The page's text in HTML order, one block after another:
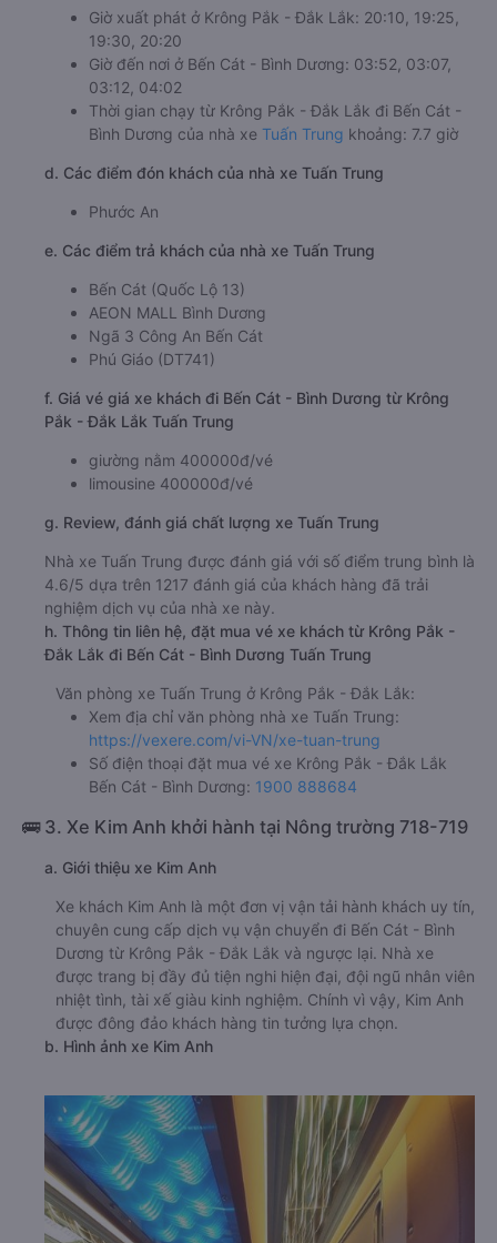
Giờ xuất phát ở Krông Pắk - Đắk Lắk: 20:10, 19:25,
19:30, 20:20
Giờ đến nơi ở Bến Cát - Bình Dương: 03:52, 03:07,
03:12, 04:02
Thời gian chạy từ Krông Pắk - Đắk Lắk đi Bến Cát -
Bình Dương của nhà xe Tuấn Trung khoảng: 7.7 giờ
d. Các điểm đón khách của nhà xe Tuấn Trung
Phước An
e. Các điểm trả khách của nhà xe Tuấn Trung
Bến Cát (Quốc Lộ 13)
AEON MALL Bình Dương
Ngã 3 Công An Bến Cát
Phú Giáo (DT741)
f. Giá vé giá xe khách đi Bến Cát - Bình Dương từ Krông
Pắk - Đắk Lắk Tuấn Trung
giường nằm 400000đ/vé
limousine 400000đ/vé
g. Review, đánh giá chất lượng xe Tuấn Trung
Nhà xe Tuấn Trung được đánh giá với số điểm trung bình là
4.6/5 dựa trên 1217 đánh giá của khách hàng đã trải
nghiệm dịch vụ của nhà xe này.
h. Thông tin liên hệ, đặt mua vé xe khách từ Krông Pắk -
Đắk Lắk đi Bến Cát - Bình Dương Tuấn Trung
Văn phòng xe Tuấn Trung ở Krông Pắk - Đắk Lắk:
Xem địa chỉ văn phòng nhà xe Tuấn Trung:
https://vexere.com/vi-VN/xe-tuan-trung
Số điện thoại đặt mua vé xe Krông Pắk - Đắk Lắk
Bến Cát - Bình Dương: 1900 888684
🚌 3. Xe Kim Anh khởi hành tại Nông trường 718-719
a. Giới thiệu xe Kim Anh
Xe khách Kim Anh là một đơn vị vận tải hành khách uy tín,
chuyên cung cấp dịch vụ vận chuyển đi Bến Cát - Bình
Dương từ Krông Pắk - Đắk Lắk và ngược lại. Nhà xe
được trang bị đầy đủ tiện nghi hiện đại, đội ngũ nhân viên
nhiệt tình, tài xế giàu kinh nghiệm. Chính vì vậy, Kim Anh
được đông đảo khách hàng tin tưởng lựa chọn.
b. Hình ảnh xe Kim Anh